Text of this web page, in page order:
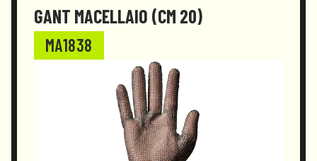
GANT MACELLAIO (CM 20)
MA1838